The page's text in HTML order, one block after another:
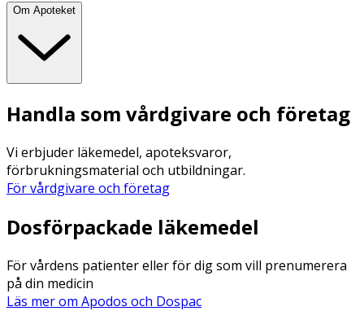
Om Apoteket
Handla som vårdgivare och företag
Vi erbjuder läkemedel, apoteksvaror,
förbrukningsmaterial och utbildningar.
För vårdgivare och företag
Dosförpackade läkemedel
För vårdens patienter eller för dig som vill prenumerera
på din medicin
Läs mer om Apodos och Dospac